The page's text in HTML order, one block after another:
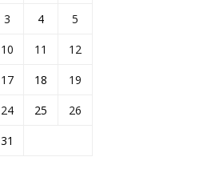
3 4
5
10 11
12
17 18
19
24 25
26
31